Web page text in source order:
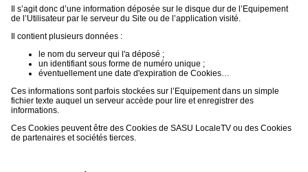
Il s’agit donc d’une information déposée sur le disque dur de l’Equipement
de l’Utilisateur par le serveur du Site ou de l’application visité.
Il contient plusieurs données :
le nom du serveur qui l'a déposé ;
un identifiant sous forme de numéro unique ;
éventuellement une date d'expiration de Cookies…
Ces informations sont parfois stockées sur l’Equipement dans un simple
fichier texte auquel un serveur accède pour lire et enregistrer des
informations.
Ces Cookies peuvent être des Cookies de SASU LocaleTV ou des Cookies
de partenaires et sociétés tierces.